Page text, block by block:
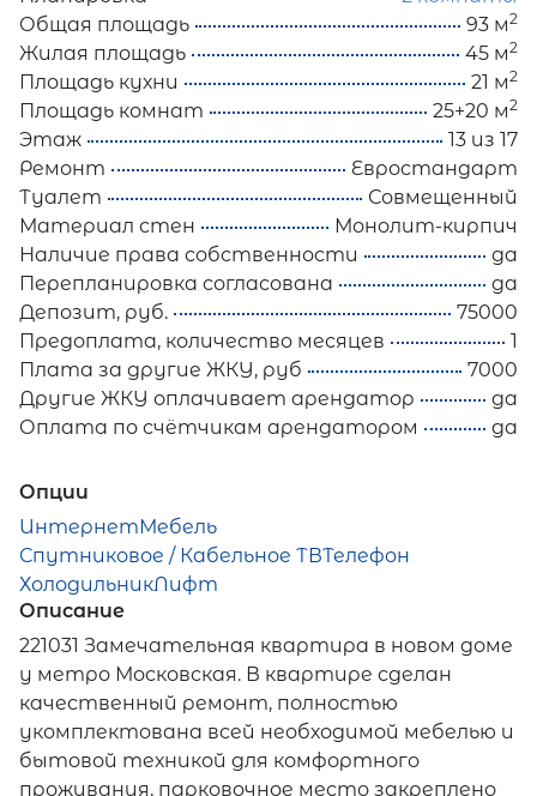
Общая площадь
93 м2
Жилая площадь 45 м2
Площадь кухни 21 м2
Площадь комнат 25+20 м2
Этаж
13 из 17
Ремонт
Евростандарт
Туалет
Совмещенный
Материал стен
Монолит-кирпич
Наличие права собственности
да
Перепланировка согласована
да
Депозит, руб.
75000
Предоплата, количество месяцев
1
Плата за другие ЖКУ, руб
7000
Другие ЖКУ оплачивает арендатор
да
Оплата по счётчикам арендатором
да
Опции
ИнтернетМебель
Спутниковое / Кабельное ТВТелефон
ХолодильникЛифт
Описание
221031 Замечательная квартира в новом доме
у метро Московская. В квартире сделан
качественный ремонт, полностью
укомплектована всей необходимой мебелью и
бытовой техникой для комфортного
проживания, парковочное место закреплено